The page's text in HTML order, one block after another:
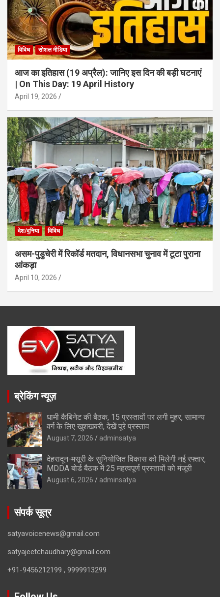
विविध सोशल मीडिया
आज का इतिहास (19 अप्रैल): जानिए इस दिन की बड़ी घटनाएं
| On This Day: 19 April History
April 19, 2026
देश/दुनिया विविध
असम-पुडुचेरी में रिकॉर्ड मतदान, विधानसभा चुनाव में टूटा पुराना
आंकड़ा
April 10, 2026
ब्रेकिंग न्यूज़
धामी कैबिनेट की बैठक, 15 प्रस्तावों पर लगी मुहर, सामान्य
वर्ग के लिए खुशखबरी, देखें पूरे प्रस्ताव
August 7, 2026 adminsatya
देहरादून-मसूरी के सुनियोजित विकास को मिलेगी नई रफ्तार,
MDDA बोर्ड बैठक में 25 महत्वपूर्ण प्रस्तावों को मंजूरी
August 6, 2026 adminsatya
संपर्क सूत्र
satyavoicenews@gmail.com
satyajeetchaudhary@gmail.com
+91-9456212199 , 9999913299